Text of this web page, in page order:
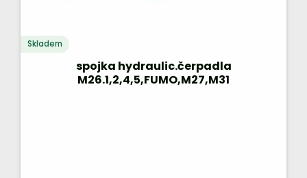
Skladem
spojka hydraulic.čerpadla
M26.1,2,4,5,FUMO,M27,M31